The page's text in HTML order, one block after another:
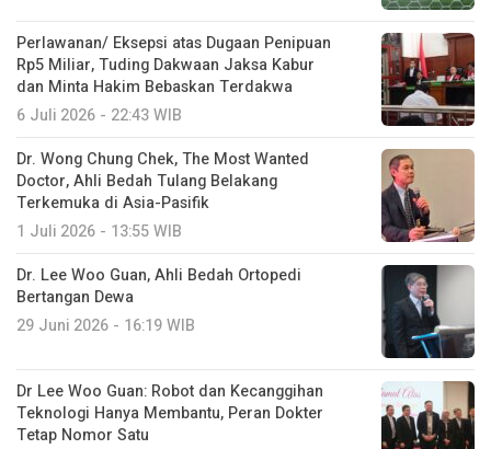
Perlawanan/ Eksepsi atas Dugaan Penipuan
Rp5 Miliar, Tuding Dakwaan Jaksa Kabur
dan Minta Hakim Bebaskan Terdakwa
6 Juli 2026 - 22:43 WIB
Dr. Wong Chung Chek, The Most Wanted
Doctor, Ahli Bedah Tulang Belakang
Terkemuka di Asia-Pasifik
1 Juli 2026 - 13:55 WIB
Dr. Lee Woo Guan, Ahli Bedah Ortopedi
Bertangan Dewa
29 Juni 2026 - 16:19 WIB
Dr Lee Woo Guan: Robot dan Kecanggihan
Teknologi Hanya Membantu, Peran Dokter
Tetap Nomor Satu